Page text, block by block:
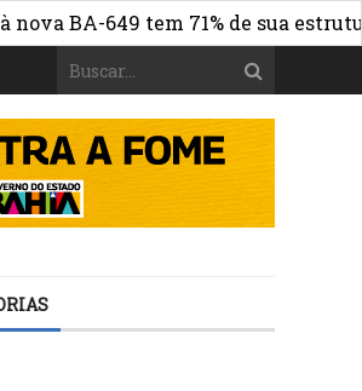
649 tem 71% de sua estrutura de